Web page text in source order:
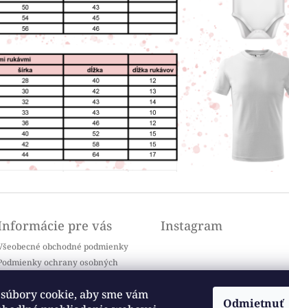
cookie, aby sme vám
Odmietnuť
pre vás
obchodné podmienky
ochrany osobných
Doprava a platba
Instagram